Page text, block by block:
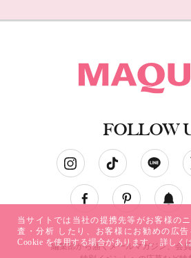
FOLLOW
編集部から届くメールマガジン、会
当サイトでは当社の提携先等がお客様の
査・分析 したり、お客様にお勧めの広
Cookie を使用する場合があります。 詳しく